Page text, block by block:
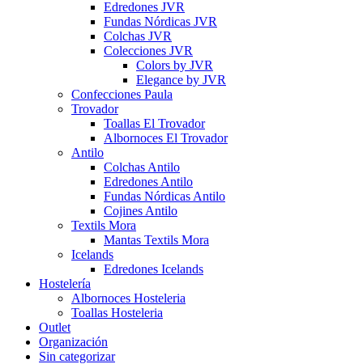
Edredones JVR
Fundas Nórdicas JVR
Colchas JVR
Colecciones JVR
Colors by JVR
Elegance by JVR
Confecciones Paula
Trovador
Toallas El Trovador
Albornoces El Trovador
Antilo
Colchas Antilo
Edredones Antilo
Fundas Nórdicas Antilo
Cojines Antilo
Textils Mora
Mantas Textils Mora
Icelands
Edredones Icelands
Hostelería
Albornoces Hosteleria
Toallas Hosteleria
Outlet
Organización
Sin categorizar